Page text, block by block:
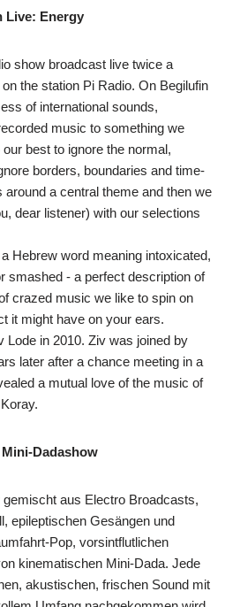
Live: Energy
show broadcast live twice a
the station Pi Radio. On Begilufin
of international sounds,
music to something we
best to ignore the normal,
borders, boundaries and time-
a central theme and then we
dear listener) with our selections
a Hebrew word meaning intoxicated,
smashed - a perfect description of
crazed music we like to spin on
it might have on your ears.
Lode in 2010. Ziv was joined by
later after a chance meeting in a
a mutual love of the music of
Dadashow
aus Electro Broadcasts,
epileptischen Gesängen und
Pop, vorsintflutlichen
kinematischen Mini-Dada. Jede
akustischen, frischen Sound mit